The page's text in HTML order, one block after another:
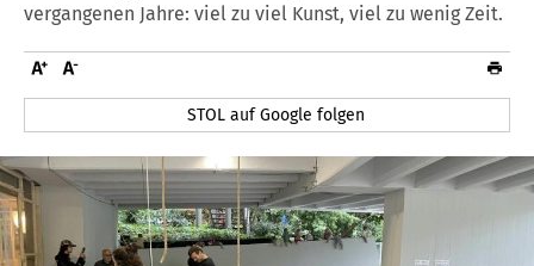
vergangenen Jahre: viel zu viel Kunst, viel zu wenig Zeit.
STOL auf Google folgen